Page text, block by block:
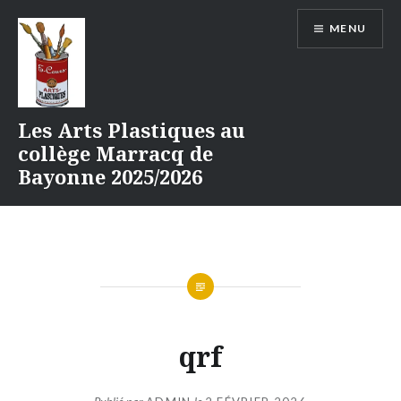
contenu
Les Arts Plastiques au
collège Marracq de
Bayonne 2025/2026
MENU
qrf